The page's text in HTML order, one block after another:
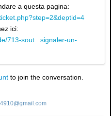
a questa pagina:
ici:
713-sout...signaler-un-
to join the conversation.